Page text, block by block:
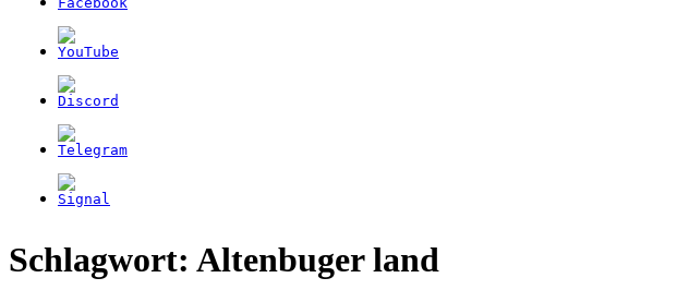
Schlagwort: Altenbuger land